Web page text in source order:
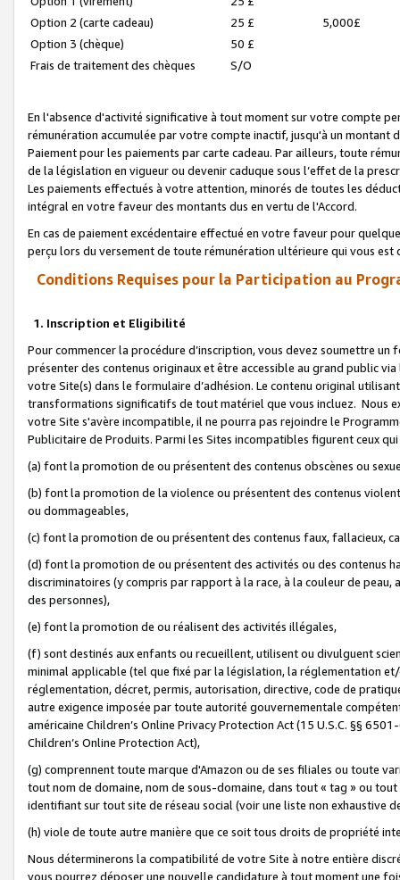
Option 2 (carte cadeau)
25 £
5,000£
Option 3 (chèque)
50 £
Frais de traitement des chèques
S/O
En l'absence d'activité significative à tout moment sur votre compte
rémunération accumulée par votre compte inactif, jusqu'à un montant
Paiement pour les paiements par carte cadeau. Par ailleurs, toute
de la législation en vigueur ou devenir caduque sous l’effet de la
Les paiements effectués à votre attention, minorés de toutes les
intégral en votre faveur des montants dus en vertu de l'Accord.
En cas de paiement excédentaire effectué en votre faveur pour
perçu lors du versement de toute rémunération ultérieure qui vous est
Conditions Requises pour la Participation au
1. Inscription et Eligibilité
Pour commencer la procédure d’inscription, vous devez soumettre
présenter des contenus originaux et être accessible au grand public
votre Site(s) dans le formulaire d’adhésion. Le contenu original
transformations significatifs de tout matériel que vous incluez. Nous
votre Site s'avère incompatible, il ne pourra pas rejoindre le
Publicitaire de Produits. Parmi les Sites incompatibles figurent ceux
(a) font la promotion de ou présentent des contenus obscènes ou
(b) font la promotion de la violence ou présentent des contenus
ou dommageables,
(c) font la promotion de ou présentent des contenus faux, fallacieux,
(d) font la promotion de ou présentent des activités ou des contenus
discriminatoires (y compris par rapport à la race, à la couleur de
des personnes),
(e) font la promotion de ou réalisent des activités illégales,
(f) sont destinés aux enfants ou recueillent, utilisent ou divulguent
minimal applicable (tel que fixé par la législation, la réglementation
réglementation, décret, permis, autorisation, directive, code de
autre exigence imposée par toute autorité gouvernementale
américaine Children’s Online Privacy Protection Act (15 U.S.C. §§
Children’s Online Protection Act),
(g) comprennent toute marque d'Amazon ou de ses filiales ou toute
tout nom de domaine, nom de sous-domaine, dans tout « tag » ou
identifiant sur tout site de réseau social (voir une liste non exhaustive
(h) viole de toute autre manière que ce soit tous droits de propriété
Nous déterminerons la compatibilité de votre Site à notre entière
vous pourrez déposer une nouvelle candidature à tout moment une